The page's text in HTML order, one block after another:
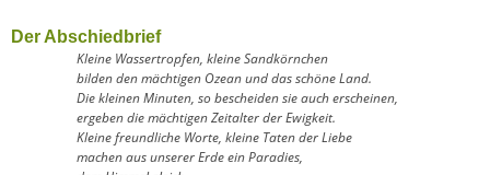
Der Abschiedbrief
Kleine Wassertropfen, kleine Sandkörnchen
bilden den mächtigen Ozean und das schöne Land.
Die kleinen Minuten, so bescheiden sie auch erscheinen,
ergeben die mächtigen Zeitalter der Ewigkeit.
Kleine freundliche Worte, kleine Taten der Liebe
machen aus unserer Erde ein Paradies,